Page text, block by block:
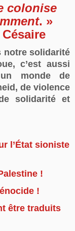
colonise
. »
notre solidarité
c’est aussi
monde de
de violence
solidarité et
l’État sioniste
!
!
être traduits